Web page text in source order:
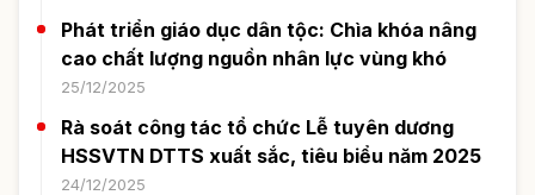
Phát triển giáo dục dân tộc: Chìa khóa nâng
cao chất lượng nguồn nhân lực vùng khó
25/12/2025
Rà soát công tác tổ chức Lễ tuyên dương
HSSVTN DTTS xuất sắc, tiêu biểu năm 2025
24/12/2025